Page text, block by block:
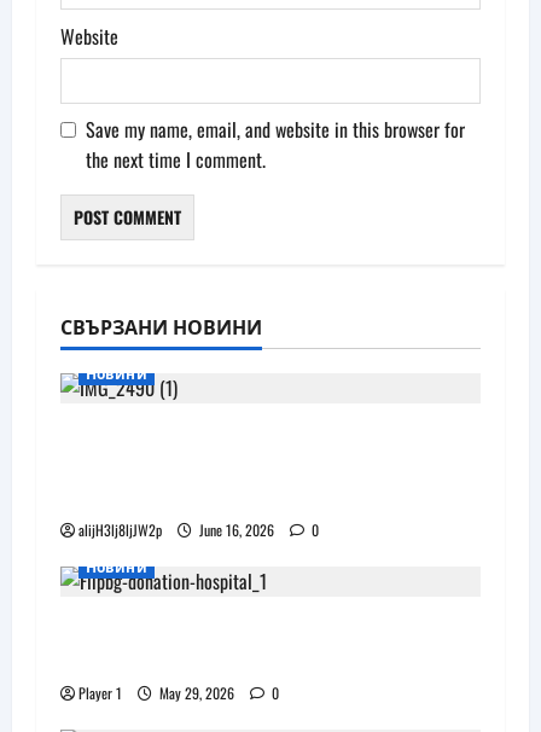
Website
Save my name, email, and website in this browser for
the next time I comment.
СВЪРЗАНИ НОВИНИ
Новини
alijH3lj8ljJW2p June 16, 2026
0
Новини
Player 1 May 29, 2026 0